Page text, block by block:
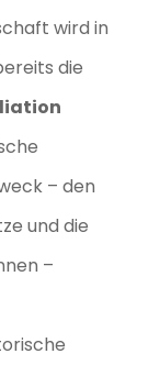
wird in
die
– den
und die
–